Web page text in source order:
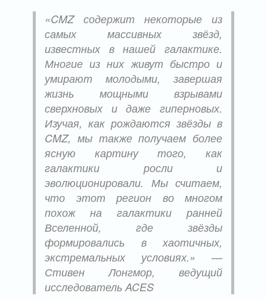
«CMZ содержит некоторые из
самых массивных звёзд,
известных в нашей галактике.
Многие из них живут быстро и
умирают молодыми, завершая
жизнь мощными взрывами
сверхновых и даже гиперновых.
Изучая, как рождаются звёзды в
CMZ, мы также получаем более
ясную картину того, как
галактики росли и
эволюционировали. Мы считаем,
что этот регион во многом
похож на галактики ранней
Вселенной, где звёзды
формировались в хаотичных,
экстремальных условиях.» —
Стивен Лонгмор, ведущий
исследователь ACES